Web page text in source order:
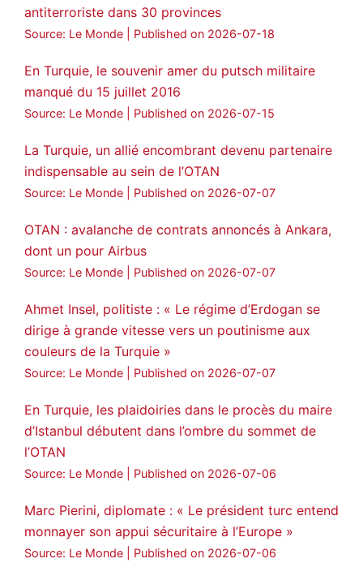
antiterroriste dans 30 provinces
Source: Le Monde Published on 2026-07-18
En Turquie, le souvenir amer du putsch militaire
manqué du 15 juillet 2016
Source: Le Monde Published on 2026-07-15
La Turquie, un allié encombrant devenu partenaire
indispensable au sein de l’OTAN
Source: Le Monde Published on 2026-07-07
OTAN : avalanche de contrats annoncés à Ankara,
dont un pour Airbus
Source: Le Monde Published on 2026-07-07
Ahmet Insel, politiste : « Le régime d’Erdogan se
dirige à grande vitesse vers un poutinisme aux
couleurs de la Turquie »
Source: Le Monde Published on 2026-07-07
En Turquie, les plaidoiries dans le procès du maire
d’Istanbul débutent dans l’ombre du sommet de
l’OTAN
Source: Le Monde Published on 2026-07-06
Marc Pierini, diplomate : « Le président turc entend
monnayer son appui sécuritaire à l’Europe »
Source: Le Monde Published on 2026-07-06